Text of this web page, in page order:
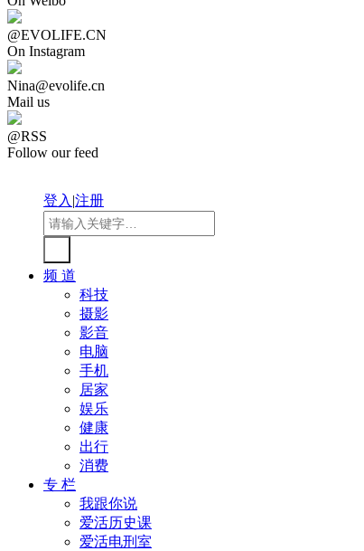
@EVOLIFE.CN
On Instagram
Nina@evolife.cn
Mail us
@RSS
Follow our feed
登入|注册
频 道
科技
摄影
影音
电脑
手机
居家
娱乐
健康
出行
消费
专 栏
我跟你说
爱活历史课
爱活电刑室